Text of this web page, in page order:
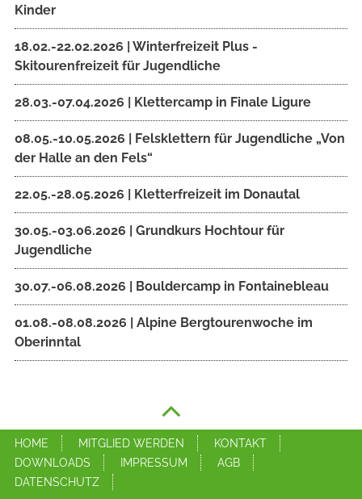
Kinder
18.02.-22.02.2026 | Winterfreizeit Plus -
Skitourenfreizeit für Jugendliche
28.03.-07.04.2026 | Klettercamp in Finale Ligure
08.05.-10.05.2026 | Felsklettern für Jugendliche „Von
der Halle an den Fels“
22.05.-28.05.2026 | Kletterfreizeit im Donautal
30.05.-03.06.2026 | Grundkurs Hochtour für
Jugendliche
30.07.-06.08.2026 | Bouldercamp in Fontainebleau
01.08.-08.08.2026 | Alpine Bergtourenwoche im
Oberinntal
HOME MITGLIED WERDEN
KONTAKT
DOWNLOADS
IMPRESSUM
AGB
DATENSCHUTZ